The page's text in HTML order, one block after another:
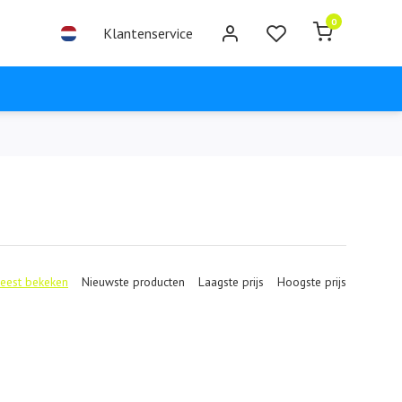
Klantenservice
0
bekeken Nieuwste producten Laagste prijs Hoogste prijs